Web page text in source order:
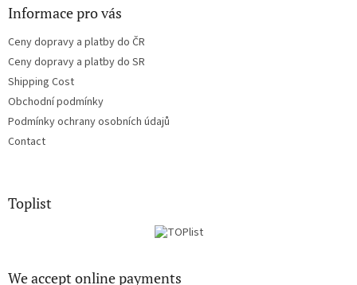
Informace pro vás
Ceny dopravy a platby do ČR
Ceny dopravy a platby do SR
Shipping Cost
Obchodní podmínky
Podmínky ochrany osobních údajů
Contact
Toplist
We accept online payments